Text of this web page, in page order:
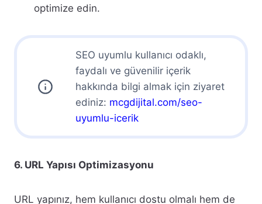
optimize edin.
SEO uyumlu kullanıcı odaklı,
faydalı ve güvenilir içerik
hakkında bilgi almak için ziyaret
ediniz: mcgdijital.com/seo-
uyumlu-icerik
6. URL Yapısı Optimizasyonu
URL yapınız, hem kullanıcı dostu olmalı hem de